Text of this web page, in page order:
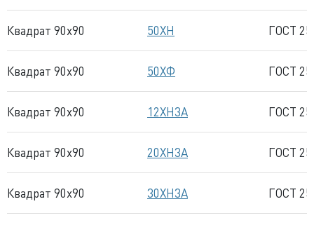
Квадрат 90x90 50ХН ГОСТ
Квадрат 90x90 50ХФ ГОСТ
Квадрат 90x90 12ХН3А ГОСТ
Квадрат 90x90 20ХН3А ГОСТ
Квадрат 90x90 30ХН3А ГОСТ